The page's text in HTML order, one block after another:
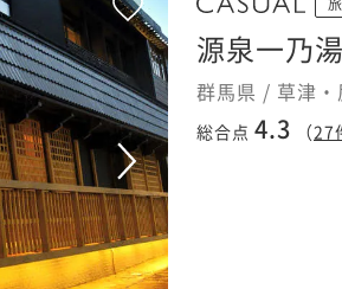
源泉一乃湯
群馬県 / 草津
総合点 4.3 （27